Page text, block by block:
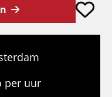
per uur